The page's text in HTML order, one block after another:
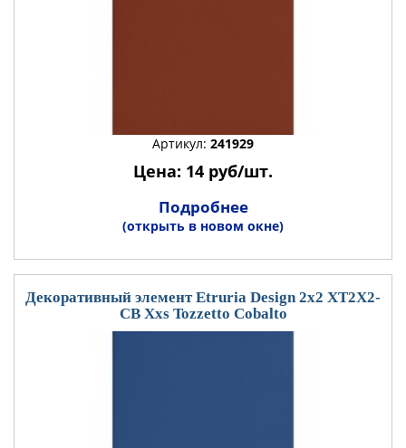
Артикул: 241929
Цена: 14 руб/шт.
Подробнее
(открыть в новом окне)
Декоративный элемент Etruria Design 2x2 XT2X2-
CB Xxs Tozzetto Cobalto